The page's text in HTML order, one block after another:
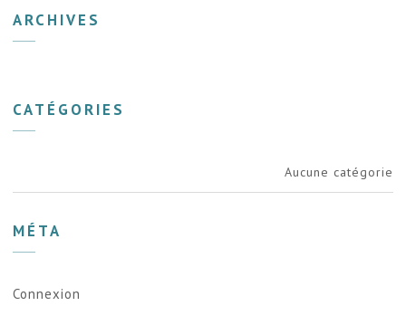
ARCHIVES
CATÉGORIES
Aucune catégorie
MÉTA
Connexion